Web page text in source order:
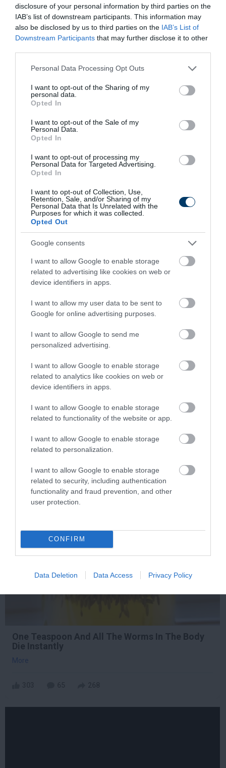
disclosure of your personal information by third parties on the
IAB’s list of downstream participants. This information may
also be disclosed by us to third parties on the IAB’s List of
Downstream Participants that may further disclose it to other
Please note that this website/app uses one or more Google
not limited to your visit or usage behaviour. You may click to
grant or deny consent to Google and its third-party tags to
use your data for below specified purposes in below Google
consent section.
Personal Data Processing Opt Outs
I want to opt-out of the Sharing of my
personal data.
Opted In
I want to opt-out of the Sale of my
Personal Data.
Opted In
I want to opt-out of processing my
Personal Data for Targeted Advertising.
Opted In
I want to opt-out of Collection, Use,
Retention, Sale, and/or Sharing of my
Personal Data that Is Unrelated with the
Purposes for which it was collected.
Opted Out
Google consents
I want to allow Google to enable storage
related to advertising like cookies on web or
device identifiers in apps.
I want to allow my user data to be sent to
Google for online advertising purposes.
I want to allow Google to send me
personalized advertising.
I want to allow Google to enable storage
related to analytics like cookies on web or
device identifiers in apps.
I want to allow Google to enable storage
related to functionality of the website or app.
I want to allow Google to enable storage
related to personalization.
I want to allow Google to enable storage
related to security, including authentication
functionality and fraud prevention, and other
user protection.
CONFIRM
Data Deletion Data Access Privacy Policy
Fungus Dries Up And Falls Off After The First
Use
This Simple Trick Removes All Parasites From
Your Body!
94
8 h 56 min
Stop Eating These 3 Foods That Are Known to
Cause Parasites
310 176 358
One Teaspoon And All The Worms In The Body
Die Instantly
More